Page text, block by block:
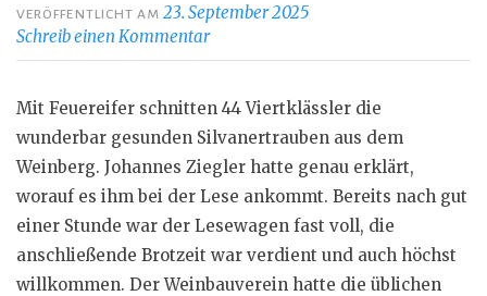
VERÖFFENTLICHT AM23. September 2025
Schreib einen Kommentar
Mit Feuereifer schnitten 44 Viertklässler die
wunderbar gesunden Silvanertrauben aus dem
Weinberg. Johannes Ziegler hatte genau erklärt,
worauf es ihm bei der Lese ankommt. Bereits nach gut
einer Stunde war der Lesewagen fast voll, die
anschließende Brotzeit war verdient und auch höchst
willkommen. Der Weinbauverein hatte die üblichen